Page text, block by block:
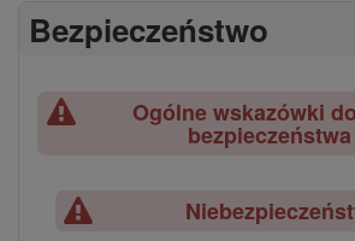
Bezpieczeństwo
Ogólne wskazówki
bezpieczeństwa